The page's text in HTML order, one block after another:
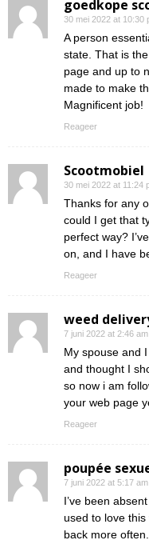
goedkope
30 mei 2022 at 10:30
A person
state. That is
page and up to
made to make
Magnificent job!
Reageer
Scootmobiel
30 mei 2022 at 11:24
Thanks for any
could I get that
perfect way?
on, and I have
Reageer
weed
7 juni 2022 at 2:46 am
My spouse and
and thought I
so now i am
your web page
Reageer
poupée
7 juni 2022 at 5:17 am
I’ve been
used to love
back more